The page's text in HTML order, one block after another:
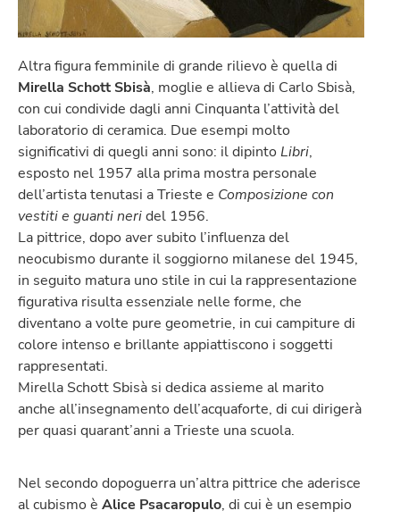
Altra figura femminile di grande rilievo è quella di
Mirella Schott Sbisà, moglie e allieva di Carlo Sbisà,
con cui condivide dagli anni Cinquanta l’attività del
laboratorio di ceramica. Due esempi molto
significativi di quegli anni sono: il dipinto Libri,
esposto nel 1957 alla prima mostra personale
dell’artista tenutasi a Trieste e Composizione con
vestiti e guanti neridel 1956.
La pittrice, dopo aver subito l’influenza del
neocubismo durante il soggiorno milanese del 1945,
in seguito matura uno stile in cui la rappresentazione
figurativa risulta essenziale nelle forme, che
diventano a volte pure geometrie, in cui campiture di
colore intenso e brillante appiattiscono i soggetti
rappresentati.
Mirella Schott Sbisà si dedica assieme al marito
anche all’insegnamento dell’acquaforte, di cui dirigerà
per quasi quarant’anni a Trieste una scuola.
Nel secondo dopoguerra un’altra pittrice che aderisce
al cubismo è Alice Psacaropulo, di cui è un esempio